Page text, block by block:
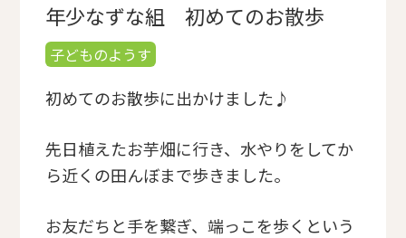
年少なずな組 初めてのお散歩
子どものようす
初めてのお散歩に出かけました♪
先日植えたお芋畑に行き、水やりをしてか
ら近くの田んぼまで歩きました。
お友だちと手を繋ぎ、端っこを歩くという